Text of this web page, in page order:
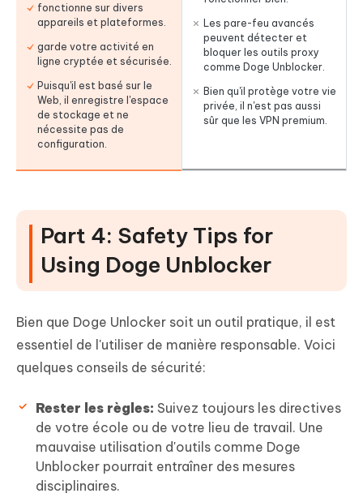
fonctionne sur divers
appareils et plateformes.
garde votre activité en
ligne cryptée et sécurisée.
Puisqu'il est basé sur le
Web, il enregistre l'espace
de stockage et ne
nécessite pas de
configuration.
Les pare-feu avancés
peuvent détecter et
bloquer les outils proxy
comme Doge Unblocker.
Bien qu'il protège votre vie
privée, il n'est pas aussi
sûr que les VPN premium.
Part 4: Safety Tips for
Using Doge Unblocker
Bien que Doge Unlocker soit un outil pratique, il est
essentiel de l'utiliser de manière responsable. Voici
quelques conseils de sécurité:
Rester les règles: Suivez toujours les directives
de votre école ou de votre lieu de travail. Une
mauvaise utilisation d'outils comme Doge
Unblocker pourrait entraîner des mesures
disciplinaires.